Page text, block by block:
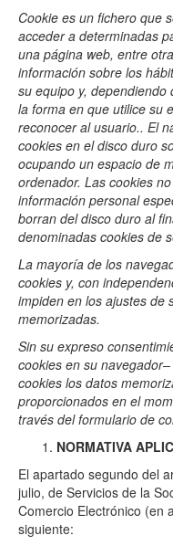
Cookie es un fichero que
acceder a determinadas
una página web, entre
información sobre los
su equipo y,
la forma en que utilice su
reconocer al usuario.. El
cookies en el disco duro
ocupando un espacio de
ordenador. Las cookies
información personal
borran del disco duro al
denominadas cookies de
La mayoría de los
cookies y, con
impiden en los ajustes de
memorizadas.
Sin su expreso
cookies en su navegador–
cookies los datos
proporcionados en el
través del formulario de
NORMATIVA
El apartado segundo del
julio, de Servicios de la
Comercio Electrónico (en
siguiente: